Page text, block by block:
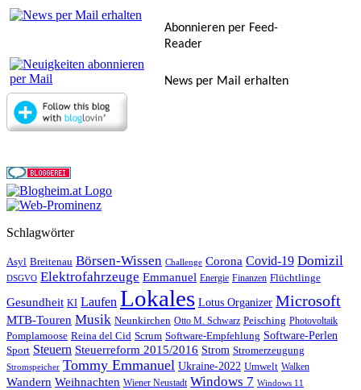
Abonnieren per Feed-
Reader
News per Mail erhalten
Schlagwörter
Asyl Breitenau Börsen-Wissen Challenge Corona Covid-19 Domizil
DSGVO Elektrofahrzeuge Emmanuel Energie Finanzen Flüchtlinge
Gesundheit KI Laufen Lokales Lotus Organizer Microsoft
MTB-Touren Musik Neunkirchen Otto M. Schwarz Peisching Photovoltaik
Pomplamoose Reina del Cid Scrum Software-Empfehlung Software-Perlen
Sport Steuern Steuerreform 2015/2016 Strom Stromerzeugung
Stromspeicher Tommy Emmanuel Ukraine-2022 Umwelt Walken
Wandern Weihnachten Wiener Neustadt Windows 7 Windows 11